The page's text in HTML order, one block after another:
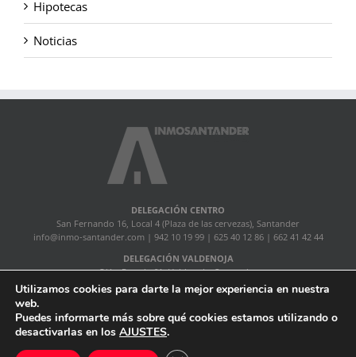
Hipotecas
Noticias
DELEGACIÓN CENTRO
San Fernando 16, Local 4 (Plaza de las cervezas), Santander
info@inmo-santander.com| 942 10 19 99 | 625 40 12 86 | 662 41 42 44
DELEGACIÓN VALDENOJA
C/ La Pereda 6A, Valdenoja, Santander
lapereda@inmo-santander.com | 942 88 83 82
InmoSantander |Política de privacidad|Acerca de
FacebookInstagram
Utilizamos cookies para darte la mejor experiencia en nuestra
web.
Puedes informarte más sobre qué cookies estamos utilizando o
desactivarlas en los AJUSTES.